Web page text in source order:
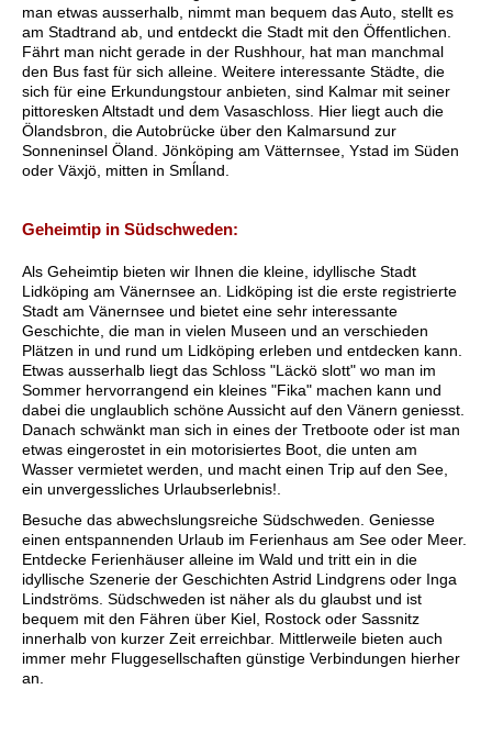
man etwas ausserhalb, nimmt man bequem das Auto, stellt es
am Stadtrand ab, und entdeckt die Stadt mit den Öffentlichen.
Fährt man nicht gerade in der Rushhour, hat man manchmal
den Bus fast für sich alleine. Weitere interessante Städte, die
sich für eine Erkundungstour anbieten, sind Kalmar mit seiner
pittoresken Altstadt und dem Vasaschloss. Hier liegt auch die
Ölandsbron, die Autobrücke über den Kalmarsund zur
Sonneninsel Öland. Jönköping am Vätternsee, Ystad im Süden
oder Växjö, mitten in Smĺland.
Geheimtip in Südschweden:
Als Geheimtip bieten wir Ihnen die kleine, idyllische Stadt
Lidköping am Vänernsee an. Lidköping ist die erste registrierte
Stadt am Vänernsee und bietet eine sehr interessante
Geschichte, die man in vielen Museen und an verschieden
Plätzen in und rund um Lidköping erleben und entdecken kann.
Etwas ausserhalb liegt das Schloss "Läckö slott" wo man im
Sommer hervorrangend ein kleines "Fika" machen kann und
dabei die unglaublich schöne Aussicht auf den Vänern geniesst.
Danach schwänkt man sich in eines der Tretboote oder ist man
etwas eingerostet in ein motorisiertes Boot, die unten am
Wasser vermietet werden, und macht einen Trip auf den See,
ein unvergessliches Urlaubserlebnis!.
Besuche das abwechslungsreiche Südschweden. Geniesse
einen entspannenden Urlaub im Ferienhaus am See oder Meer.
Entdecke Ferienhäuser alleine im Wald und tritt ein in die
idyllische Szenerie der Geschichten Astrid Lindgrens oder Inga
Lindströms. Südschweden ist näher als du glaubst und ist
bequem mit den Fähren über Kiel, Rostock oder Sassnitz
innerhalb von kurzer Zeit erreichbar. Mittlerweile bieten auch
immer mehr Fluggesellschaften günstige Verbindungen hierher
an.